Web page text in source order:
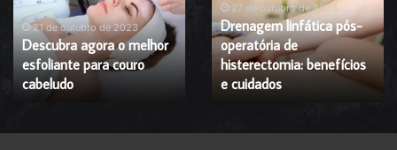
melhor
esfoliante
para
couro
cabeludo
21 de outubro de 2023
Descubra agora o melhor
esfoliante para couro
cabeludo
operatória
de
histerectomia:
benefícios
27 de outubro de 2023
Drenagem linfática pós-
operatória de
histerectomia: benefícios
e cuidados